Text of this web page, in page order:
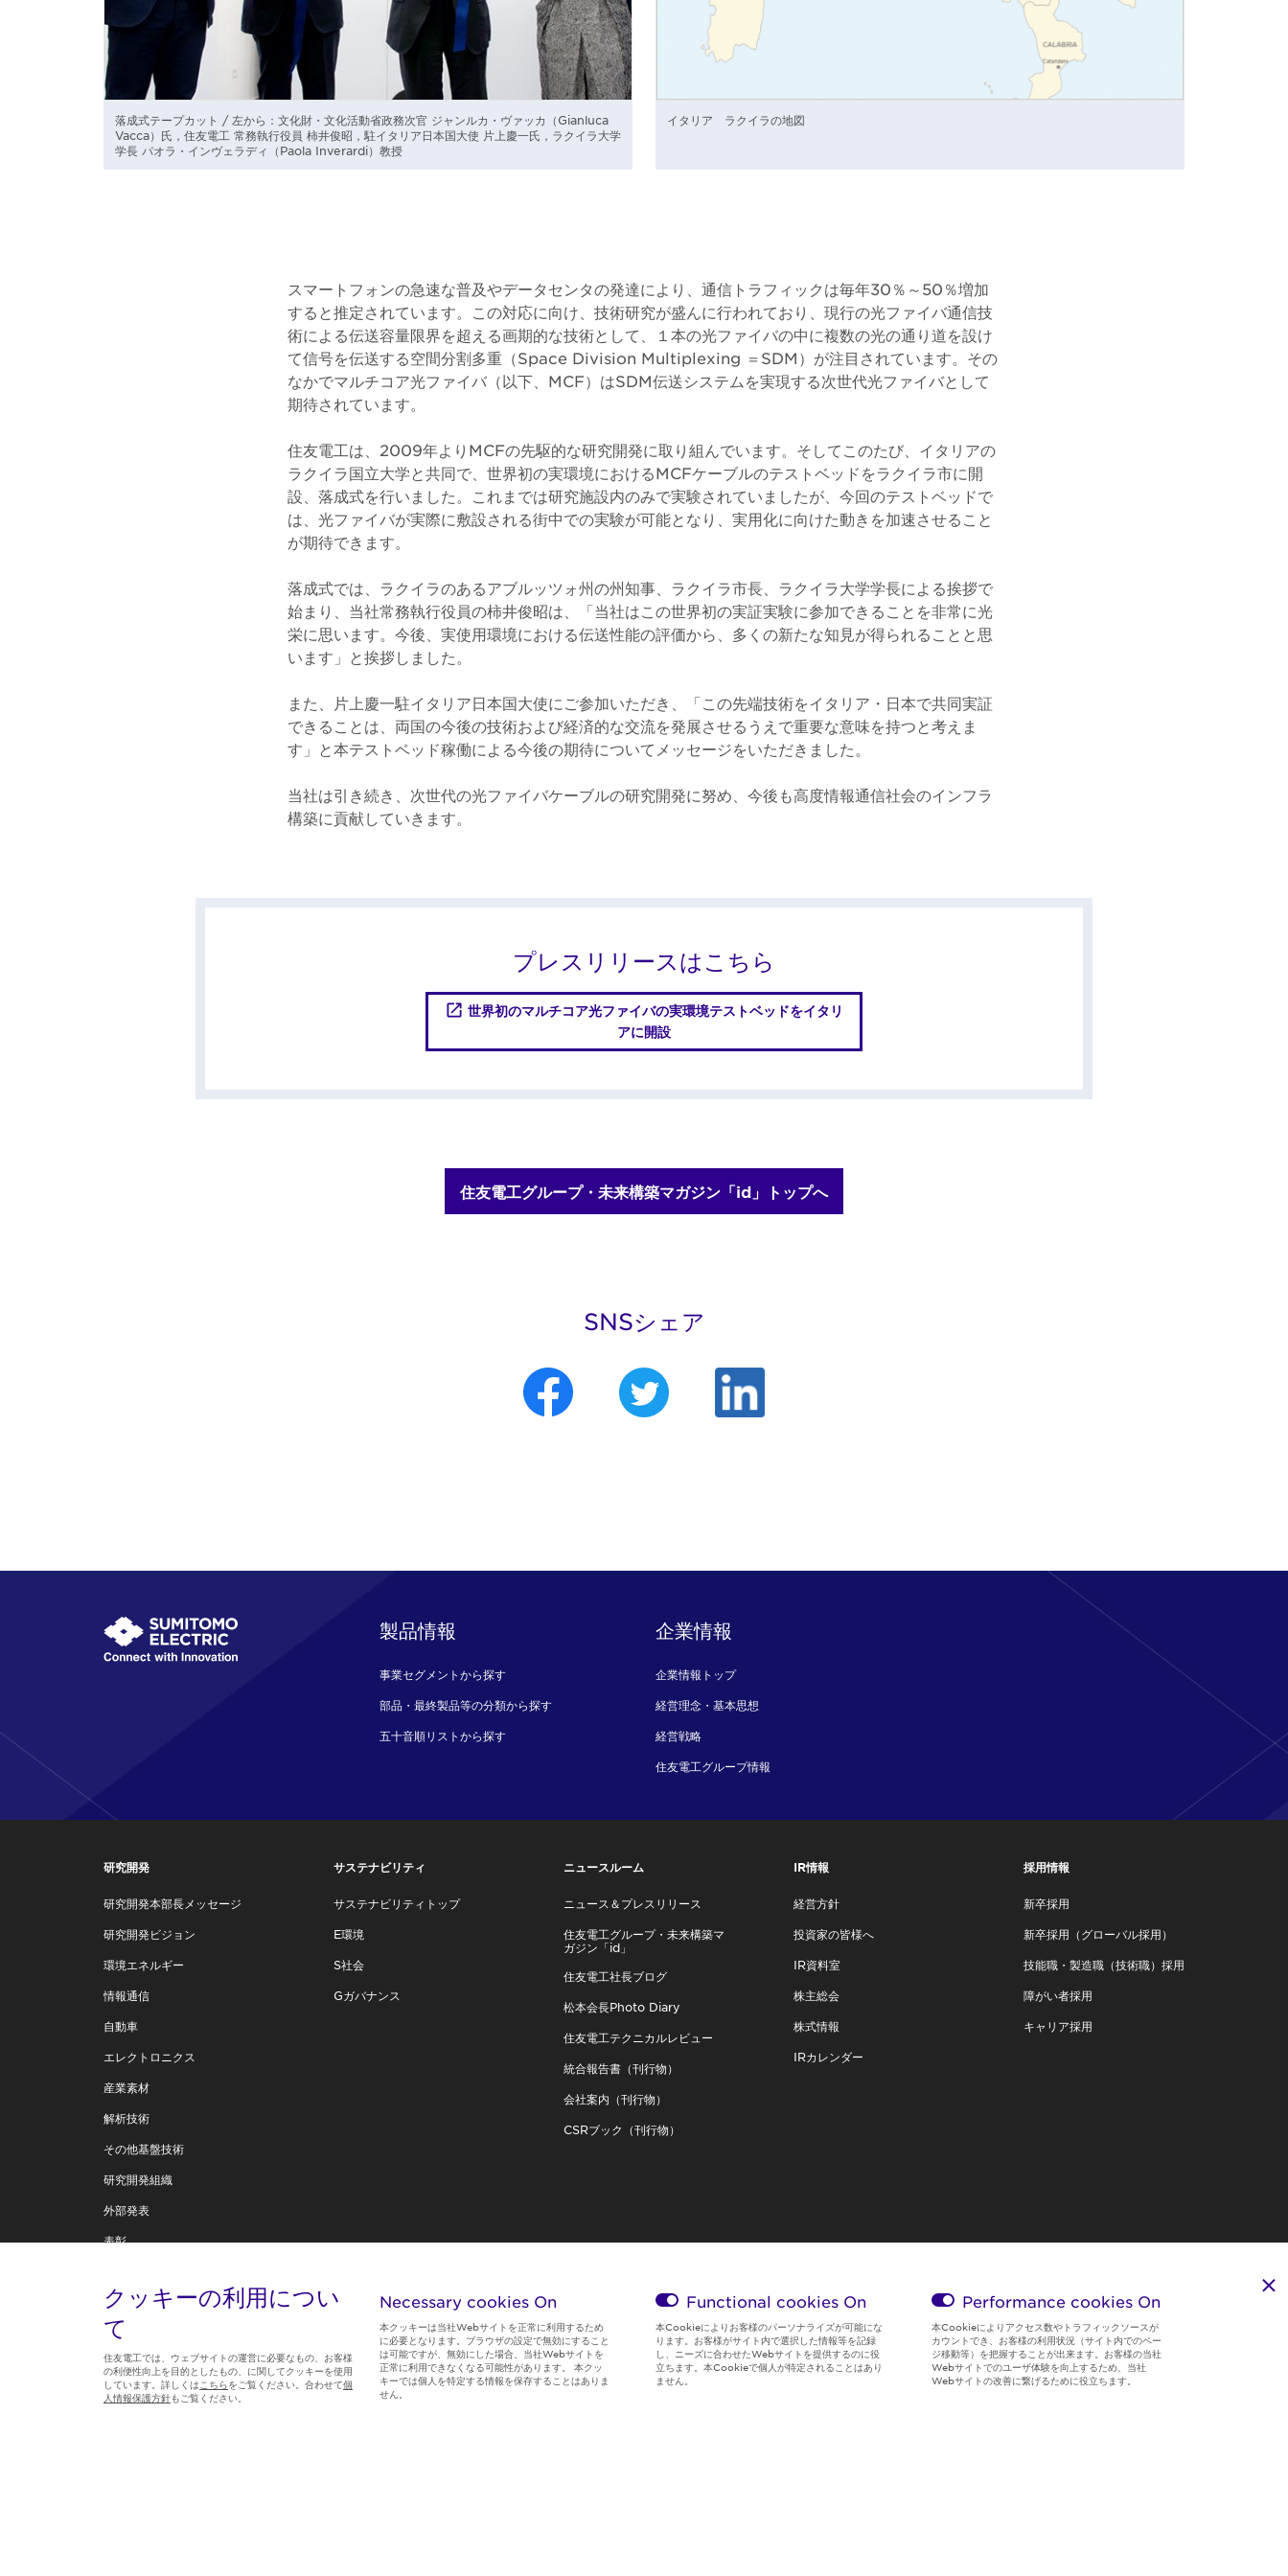
落成式テープカット / 左から：文化財・文化活動省政務次官 ジャンルカ・ヴァッカ（Gianluca
Vacca）氏，住友電工 常務執行役員 柿井俊昭，駐イタリア日本国大使 片上慶一氏，ラクイラ大学
学長 パオラ・インヴェラディ（Paola Inverardi）教授
イタリア ラクイラの地図
スマートフォンの急速な普及やデータセンタの発達により、通信トラフィックは毎年30％～50％増加
すると推定されています。この対応に向け、技術研究が盛んに行われており、現行の光ファイバ通信技
術による伝送容量限界を超える画期的な技術として、１本の光ファイバの中に複数の光の通り道を設け
て信号を伝送する空間分割多重（Space Division Multiplexing ＝SDM）が注目されています。その
なかでマルチコア光ファイバ（以下、MCF）はSDM伝送システムを実現する次世代光ファイバとして
期待されています。
住友電工は、2009年よりMCFの先駆的な研究開発に取り組んでいます。そしてこのたび、イタリアの
ラクイラ国立大学と共同で、世界初の実環境におけるMCFケーブルのテストベッドをラクイラ市に開
設、落成式を行いました。これまでは研究施設内のみで実験されていましたが、今回のテストベッドで
は、光ファイバが実際に敷設される街中での実験が可能となり、実用化に向けた動きを加速させること
が期待できます。
落成式では、ラクイラのあるアブルッツォ州の州知事、ラクイラ市長、ラクイラ大学学長による挨拶で
始まり、当社常務執行役員の柿井俊昭は、「当社はこの世界初の実証実験に参加できることを非常に光
栄に思います。今後、実使用環境における伝送性能の評価から、多くの新たな知見が得られることと思
います」と挨拶しました。
また、片上慶一駐イタリア日本国大使にご参加いただき、「この先端技術をイタリア・日本で共同実証
できることは、両国の今後の技術および経済的な交流を発展させるうえで重要な意味を持つと考えま
す」と本テストベッド稼働による今後の期待についてメッセージをいただきました。
当社は引き続き、次世代の光ファイバケーブルの研究開発に努め、今後も高度情報通信社会のインフラ
構築に貢献していきます。
プレスリリースはこちら
世界初のマルチコア光ファイバの実環境テストベッドをイタリ
アに開設
住友電工グループ・未来構築マガジン「id」トップへ
SNSシェア
製品情報
事業セグメントから探す
部品・最終製品等の分類から探す
五十音順リストから探す
企業情報
企業情報トップ
経営理念・基本思想
経営戦略
住友電工グループ情報
研究開発
研究開発本部長メッセージ
研究開発ビジョン
環境エネルギー
情報通信
自動車
エレクトロニクス
産業素材
解析技術
その他基盤技術
研究開発組織
外部発表
表彰
技術創造への思い
サステナビリティ
サステナビリティトップ
E環境
S社会
Gガバナンス
ニュースルーム
ニュース＆プレスリリース
住友電工グループ・未来構築マ
ガジン「id」
住友電工社長ブログ
松本会長Photo Diary
住友電工テクニカルレビュー
統合報告書（刊行物）
会社案内（刊行物）
CSRブック（刊行物）
IR情報
経営方針
投資家の皆様へ
IR資料室
株主総会
株式情報
IRカレンダー
採用情報
新卒採用
新卒採用（グローバル採用）
技能職・製造職（技術職）採用
障がい者採用
キャリア採用
Follow us
Global Privacy
サイト利用規
Social Media
Region & Language:
Japan | JP
クッキーの利用につい
て
住友電工では、ウェブサイトの運営に必要なもの、お客様
の利便性向上を目的としたもの、に関してクッキーを使用
しています。詳しくは こちらをご覧ください。合わせて個
人情報保護方針もご覧ください。
Necessary cookies On
本クッキーは当社Webサイトを正常に利用するため
に必要となります。ブラウザの設定で無効にすること
は可能ですが、無効にした場合、当社Webサイトを
正常に利用できなくなる可能性があります。 本クッ
キーでは個人を特定する情報を保存することはありま
せん。
Functional cookies On
本Cookieによりお客様のパーソナライズが可能にな
ります。お客様がサイト内で選択した情報等を記録
し、ニーズに合わせたWebサイトを提供するのに役
立ちます。本Cookieで個人が特定されることはあり
ません。
Performance cookies On
本Cookieによりアクセス数やトラフィックソースが
カウントでき、お客様の利用状況（サイト内でのペー
ジ移動等）を把握することが出来ます。お客様の当社
Webサイトでのユーザ体験を向上するため、当社
Webサイトの改善に繋げるために役立ちます。